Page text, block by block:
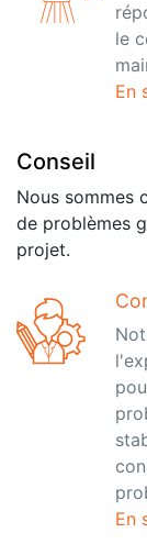
le
En
Conseil
Nous sommes
de problèmes
projet.
En